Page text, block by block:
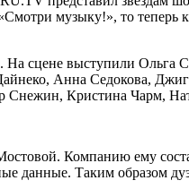
музыку!», то
На сцене выступили
Анна Седокова,
Кристина Чарм,
Компанию ему
данные. Таким образом